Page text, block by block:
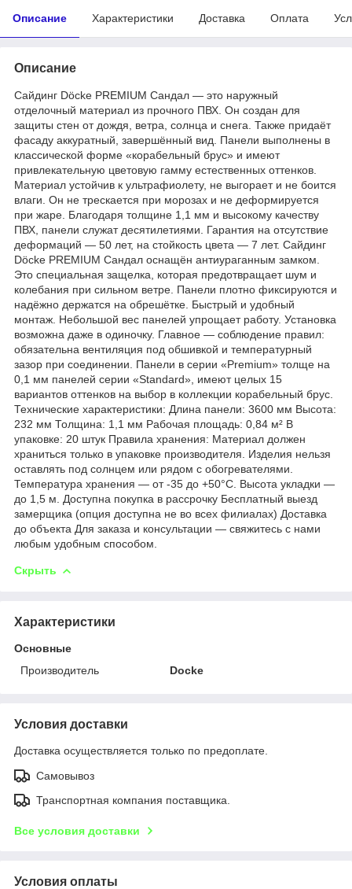
Описание Характеристики Доставка Оплата
Описание
Сайдинг Döcke PREMIUM Сандал — это наружный
отделочный материал из прочного ПВХ. Он создан для
защиты стен от дождя, ветра, солнца и снега. Также придаёт
фасаду аккуратный, завершённый вид. Панели выполнены в
классической форме «корабельный брус» и имеют
привлекательную цветовую гамму естественных оттенков.
Материал устойчив к ультрафиолету, не выгорает и не боится
влаги. Он не трескается при морозах и не деформируется
при жаре. Благодаря толщине 1,1 мм и высокому качеству
ПВХ, панели служат десятилетиями. Гарантия на отсутствие
деформаций — 50 лет, на стойкость цвета — 7 лет. Сайдинг
Döcke PREMIUM Сандал оснащён антиураганным замком.
Это специальная защелка, которая предотвращает шум и
колебания при сильном ветре. Панели плотно фиксируются и
надёжно держатся на обрешётке. Быстрый и удобный
монтаж. Небольшой вес панелей упрощает работу. Установка
возможна даже в одиночку. Главное — соблюдение правил:
обязательна вентиляция под обшивкой и температурный
зазор при соединении. Панели в серии «Premium» толще на
0,1 мм панелей серии «Standard», имеют целых 15
вариантов оттенков на выбор в коллекции корабельный брус.
Технические характеристики: Длина панели: 3600 мм Высота:
232 мм Толщина: 1,1 мм Рабочая площадь: 0,84 м² В
упаковке: 20 штук Правила хранения: Материал должен
храниться только в упаковке производителя. Изделия нельзя
оставлять под солнцем или рядом с обогревателями.
Температура хранения — от -35 до +50°C. Высота укладки —
до 1,5 м. Доступна покупка в рассрочку Бесплатный выезд
замерщика (опция доступна не во всех филиалах) Доставка
до объекта Для заказа и консультации — свяжитесь с нами
любым удобным способом.
Скрыть
Характеристики
Основные
Производитель
Docke
Условия доставки
Доставка осуществляется только по предоплате.
Самовывоз
Транспортная компания поставщика.
Все условия доставки
Условия оплаты